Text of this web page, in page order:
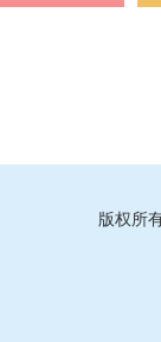
版权所